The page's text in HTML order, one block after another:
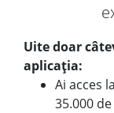
Uite doar
aplicația:
Ai acces
35.000